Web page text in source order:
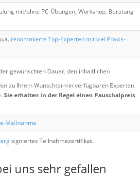
mit/ohne PC-Übungen, Workshop, Beratung
u.a. renommierte Top-Experten mit viel Praxis-
gewünschten Dauer, den inhaltlichen
zu Ihrem Wunschtermin verfügbaren Experten.
Sie erhalten in der Regel einen Pauschalpreis
Maßnahme
signiertes Teilnahmezertifikat.
uns sehr gefallen